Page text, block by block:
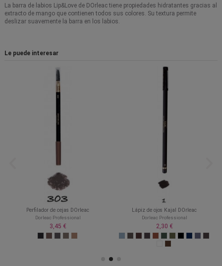
La barra de labios Lip&Love de DOrleac tiene propiedades hidratantes gracias al
extracto de mango que contienen todos sus colores. Su textura permite
deslizar suavemente la barra en los labios.
Le puede interesar
Perfilador de cejas DOrleac
Dorleac Professional
3,45 €
Lápiz de ojos Kajal DOrleac
Dorleac Professional
2,30 €